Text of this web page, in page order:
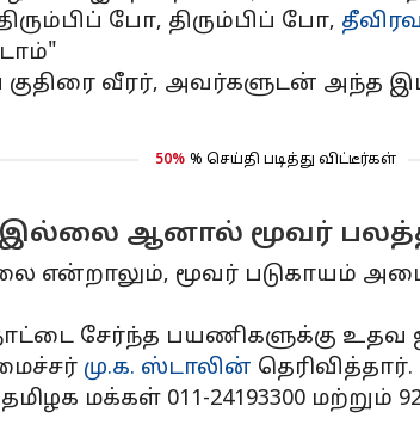
போ, திரும்பிப் போ,
வீரர், அவர்களுடன் அந்த
50% % செய்தி படித்து விட்டீர்கள்
இல்லை ஆனால் மூவர்
என்றாலும், மூவர் படுகாயம்
சேர்ந்த பயணிகளுக்கு
மு.க. ஸ்டாலின் தெரிவித்தார்.
மக்கள் 011-24193300